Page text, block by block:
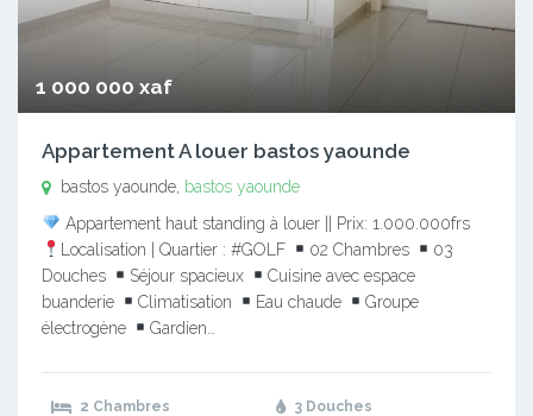
1 000 000 xaf
Appartement A louer bastos yaounde
bastos yaounde, bastos yaounde
Appartement haut standing à louer || Prix: 1.000.000frs
Localisation | Quartier : #GOLF
02 Chambres
03
Douches
Séjour spacieux
Cuisine avec espace
buanderie
Climatisation Eau chaude
Groupe
électrogène
Gardien…
2 Chambres 3 Douches